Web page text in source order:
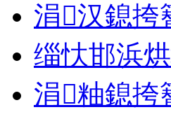
涓汉鎴挎
缁忕邯浜
涓粙鎴挎